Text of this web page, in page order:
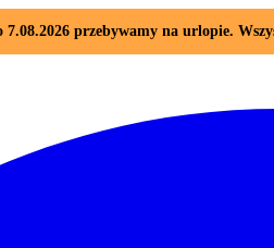
przebywamy na urlopie.